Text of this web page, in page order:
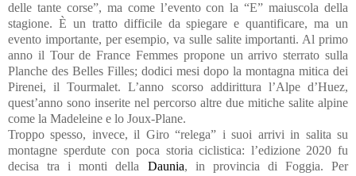
delle tante corse”, ma come l’evento con la “E” maiuscola della
stagione. È un tratto difficile da spiegare e quantificare, ma un
evento importante, per esempio, va sulle salite importanti. Al primo
anno il Tour de France Femmes propone un arrivo sterrato sulla
Planche des Belles Filles; dodici mesi dopo la montagna mitica dei
Pirenei, il Tourmalet. L’anno scorso addirittura l’Alpe d’Huez,
quest’anno sono inserite nel percorso altre due mitiche salite alpine
come la Madeleine e lo Joux-Plane.
Troppo spesso, invece, il Giro “relega” i suoi arrivi in salita su
montagne sperdute con poca storia ciclistica: l’edizione 2020 fu
decisa tra i monti della Daunia, in provincia di Foggia. Per